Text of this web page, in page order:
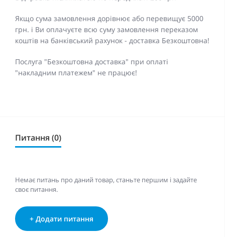
Якщо сума замовлення дорівнює або перевищує 5000
грн. і Ви оплачуєте всю суму замовлення переказом
коштів на банківський рахунок - доставка Безкоштовна!
Послуга "Безкоштовна доставка" при оплаті
"накладним платежем" не працює!
Питання (0)
Немає питань про даний товар, станьте першим і задайте
своє питання.
+ Додати питання